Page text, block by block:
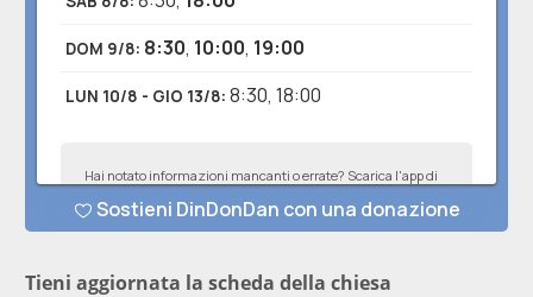
Tieni aggiornata la scheda della chiesa